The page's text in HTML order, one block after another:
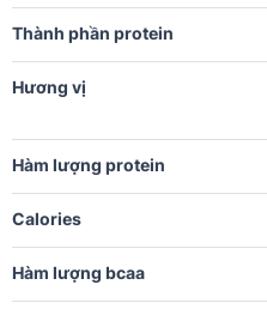
Thành phần protein
Hương vị
Hàm lượng protein
Calories
Hàm lượng bcaa